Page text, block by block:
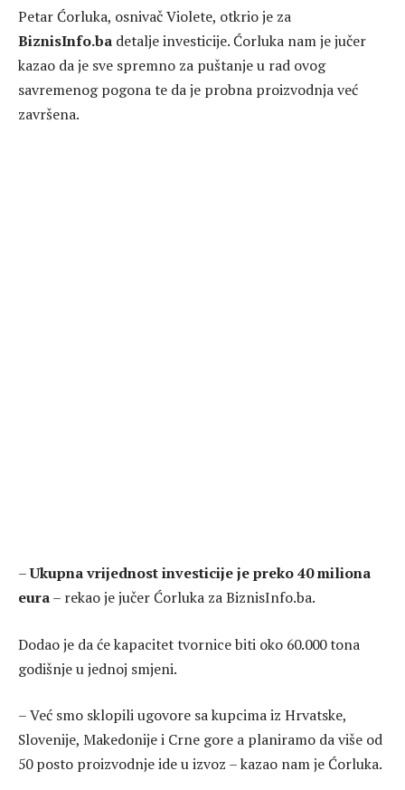
Petar Ćorluka, osnivač Violete, otkrio je za
BiznisInfo.ba detalje investicije. Ćorluka nam je jučer
kazao da je sve spremno za puštanje u rad ovog
savremenog pogona te da je probna proizvodnja već
završena.
–Ukupna vrijednost investicije je preko 40 miliona
eura– rekao je jučer Ćorluka za BiznisInfo.ba.
Dodao je da će kapacitet tvornice biti oko 60.000 tona
godišnje u jednoj smjeni.
– Već smo sklopili ugovore sa kupcima iz Hrvatske,
Slovenije, Makedonije i Crne gore a planiramo da više od
50 posto proizvodnje ide u izvoz – kazao nam je Ćorluka.